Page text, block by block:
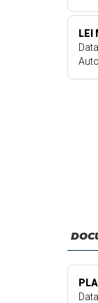
LEI